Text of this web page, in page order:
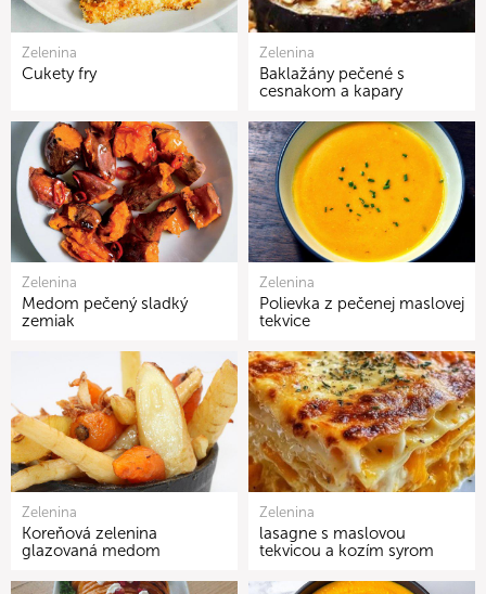
Zelenina
Cukety fry
Zelenina
Baklažány pečené s
cesnakom a kapary
Zelenina
Medom pečený sladký
zemiak
Zelenina
Polievka z pečenej maslovej
tekvice
Zelenina
Koreňová zelenina
glazovaná medom
Zelenina
lasagne s maslovou
tekvicou a kozím syrom